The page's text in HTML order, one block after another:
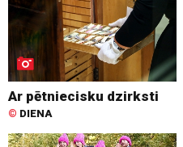
Ar pētniecisku dzirksti
© DIENA